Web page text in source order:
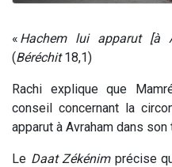
« Hachem lui apparut [à
(Béréchit18,1)
Rachi explique que
conseil concernant la
apparut à Avraham dans son
Le Daat Zékénimprécise